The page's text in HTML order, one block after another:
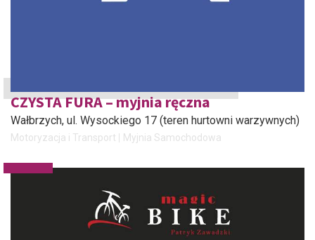
CZYSTA FURA – myjnia ręczna
Wałbrzych, ul. Wysockiego 17 (teren hurtowni warzywnych)
Motoryzacja i Transport Myjnia Samochodowa